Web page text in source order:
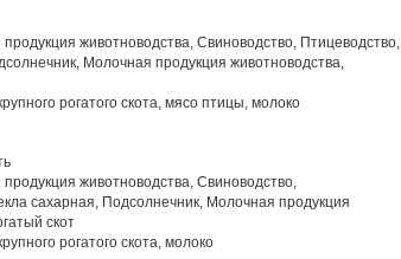
животноводства, Свиноводство, Птицеводство,
Молочная продукция животноводства,
рогатого скота, мясо птицы, молоко
животноводства, Свиноводство,
сахарная, Подсолнечник, Молочная продукция
скот
рогатого скота, молоко